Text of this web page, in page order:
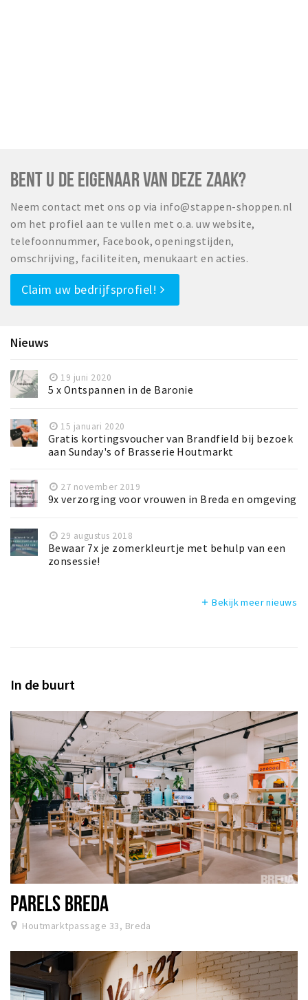
BENT U DE EIGENAAR VAN DEZE ZAAK?
Neem contact met ons op via info@stappen-shoppen.nl
om het profiel aan te vullen met o.a. uw website,
telefoonnummer, Facebook, openingstijden,
omschrijving, faciliteiten, menukaart en acties.
Claim uw bedrijfsprofiel!
Nieuws
19 juni 2020
5 x Ontspannen in de Baronie
15 januari 2020
Gratis kortingsvoucher van Brandfield bij bezoek
aan Sunday's of Brasserie Houtmarkt
27 november 2019
9x verzorging voor vrouwen in Breda en omgeving
29 augustus 2018
Bewaar 7x je zomerkleurtje met behulp van een
zonsessie!
add Bekijk meer nieuws
In de buurt
PARELS BREDA
Houtmarktpassage 33, Breda